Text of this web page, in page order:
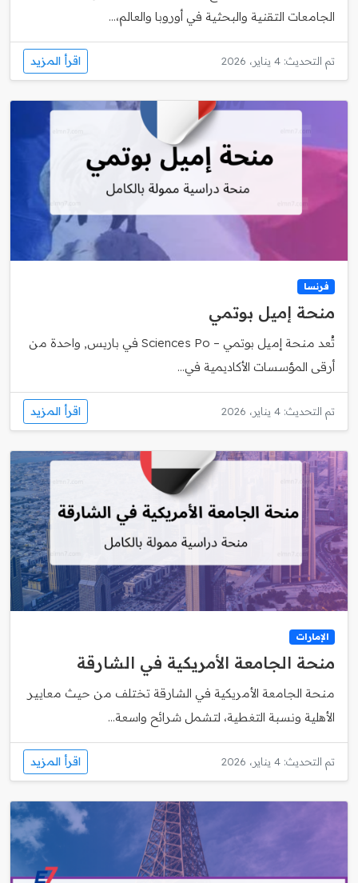
الجامعات التقنية والبحثية في أوروبا والعالم،...
تم التحديث: 4 يناير، 2026 اقرأ المزيد
فرنسا
منحة إميل بوتمي
تُعد منحة إميل بوتمي – Sciences Po في باريس, واحدة من
أرقى المؤسسات الأكاديمية في...
تم التحديث: 4 يناير، 2026 اقرأ المزيد
الإمارات
منحة الجامعة الأمريكية في الشارقة
منحة الجامعة الأمريكية في الشارقة تختلف من حيث معايير
الأهلية ونسبة التغطية، لتشمل شرائح واسعة...
تم التحديث: 4 يناير، 2026 اقرأ المزيد